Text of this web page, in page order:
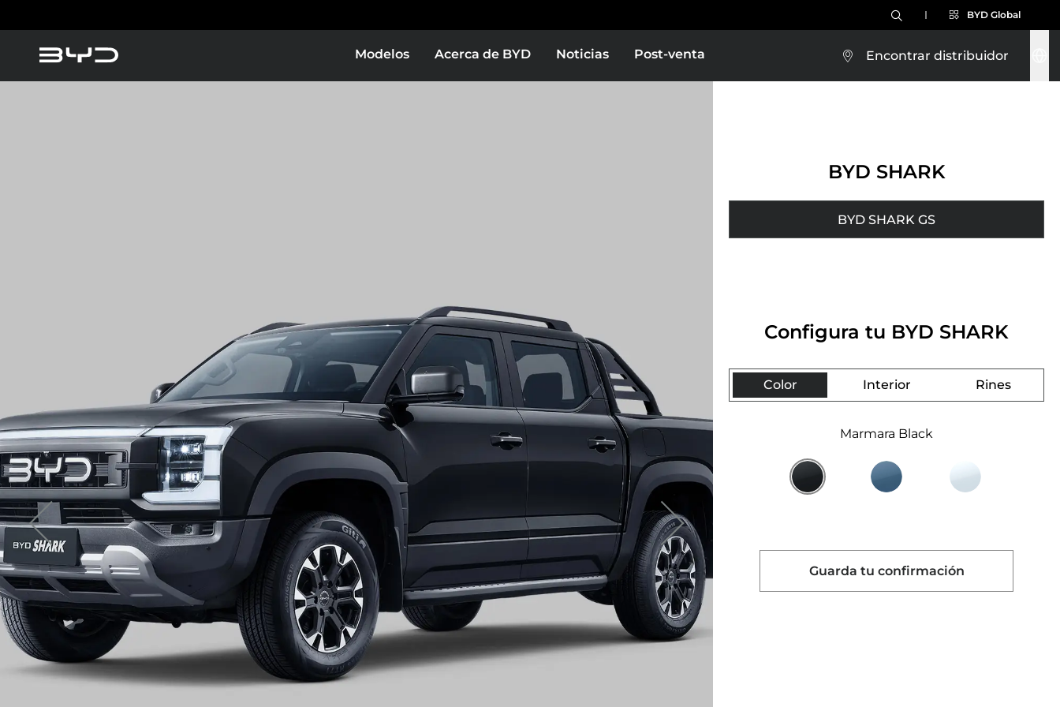
Modelos Acerca de BYD Noticias Post-venta Encontrar distribuidor
BYD Global
BYD SHARK
BYD SHARK GS
Configura tu BYD SHARK
Color Interior Rines
Marmara Black
Guarda tu confirmación